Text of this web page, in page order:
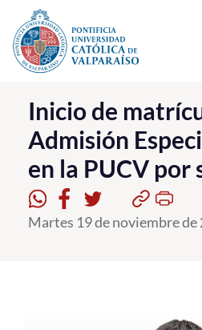
Click acá para ir directamente al
La Universidad
Investigación, Creación e
PUCV Internacional
Vinculación con el Medio
Inicio de
Admisión
en la PUCV por
Martes 19 de noviembre de